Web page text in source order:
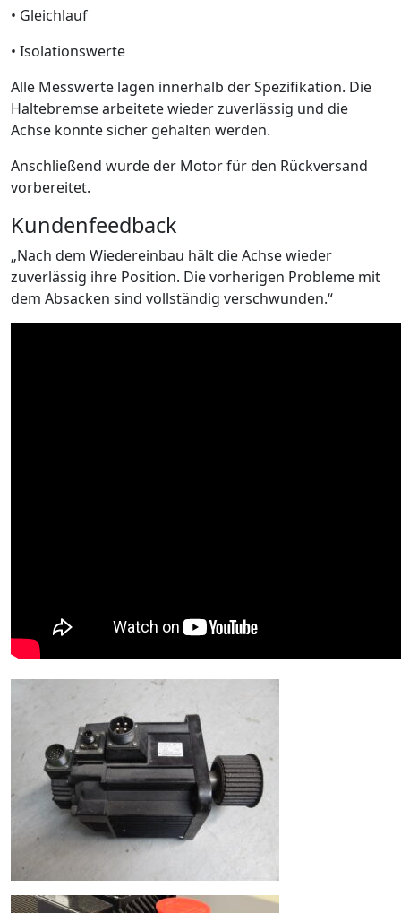
• Gleichlauf
• Isolationswerte
Alle Messwerte lagen innerhalb der Spezifikation. Die
Haltebremse arbeitete wieder zuverlässig und die
Achse konnte sicher gehalten werden.
Anschließend wurde der Motor für den Rückversand
vorbereitet.
Kundenfeedback
„Nach dem Wiedereinbau hält die Achse wieder
zuverlässig ihre Position. Die vorherigen Probleme mit
dem Absacken sind vollständig verschwunden.“